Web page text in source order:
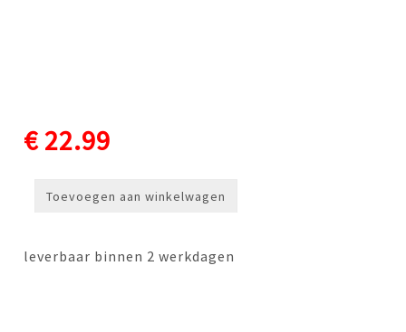
€ 22.99
Toevoegen aan winkelwagen
leverbaar binnen 2 werkdagen